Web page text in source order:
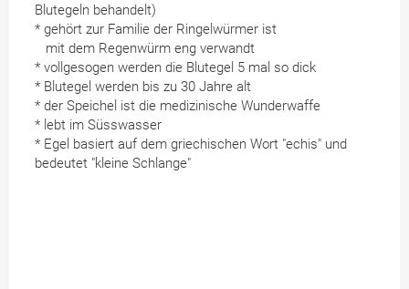
Blutegeln behandelt)
* gehört zur Familie der Ringelwürmer ist
mit dem Regenwürm eng verwandt
* vollgesogen werden die Blutegel 5 mal so dick
* Blutegel werden bis zu 30 Jahre alt
* der Speichel ist die medizinische Wunderwaffe
* lebt im Süsswasser
* Egel basiert auf dem griechischen Wort "echis" und
bedeutet "kleine Schlange"